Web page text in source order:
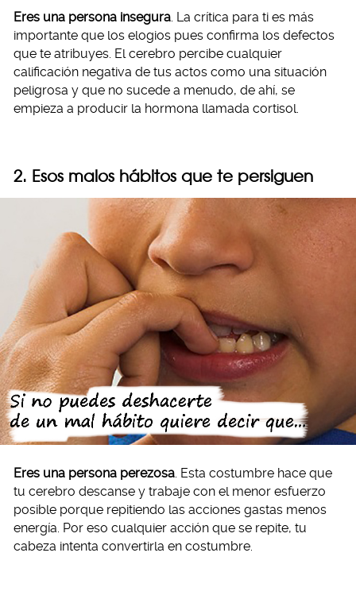
Eres una persona insegura. La crítica para ti es más
importante que los elogios pues confirma los defectos
que te atribuyes. El cerebro percibe cualquier
calificación negativa de tus actos como una situación
peligrosa y que no sucede a menudo, de ahí, se
empieza a producir la hormona llamada cortisol.
2. Esos malos hábitos que te persiguen
Eres una persona perezosa. Esta costumbre hace que
tu cerebro descanse y trabaje con el menor esfuerzo
posible porque repitiendo las acciones gastas menos
energía. Por eso cualquier acción que se repite, tu
cabeza intenta convertirla en costumbre.